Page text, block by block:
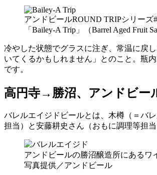
アンドビールROUND TRIPシリーズ
「Bailey-A Trip」（Barrel Aged Fruit
冷やした状態でグラスに注ぎ、常温に戻
いてくるかもしれません」とのこと。瓶
です。
高円寺→勝沼、アンドビー
バレルエイジドビールとは、木樽（＝バ
担当）と安藤耕史さん（おもに調理等担
アンドビールの勝沼醸造所にあるワ
写真提供／アンドビール